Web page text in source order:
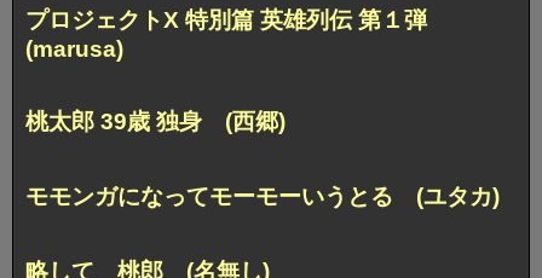
プロジェクトX 特別篇 英雄列伝 第１弾
(marusa)
桃太郎 39歳 独身 (西郷)
モモンガになってモーモーいうとる (ユタカ)
略して 桃郎 (名無し)